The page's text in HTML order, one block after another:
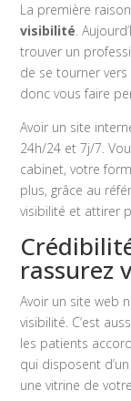
La première
visibilité.
trouver un
de se tourner vers
donc vous faire
Avoir un site
24h/24 et 7j/7.
cabinet, votre
plus, grâce au
visibilité et attirer
rassurez
Avoir un site web
visibilité. C’est
les patients
qui disposent d’un
une vitrine de